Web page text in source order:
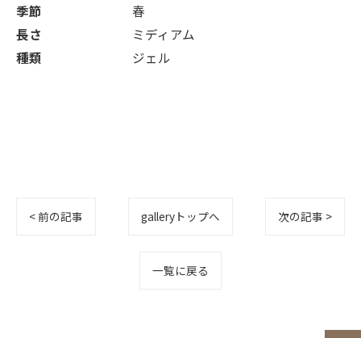
季節 春
長さ ミディアム
種類 ジェル
< 前の記事 galleryトップへ 次の記事 >
一覧に戻る